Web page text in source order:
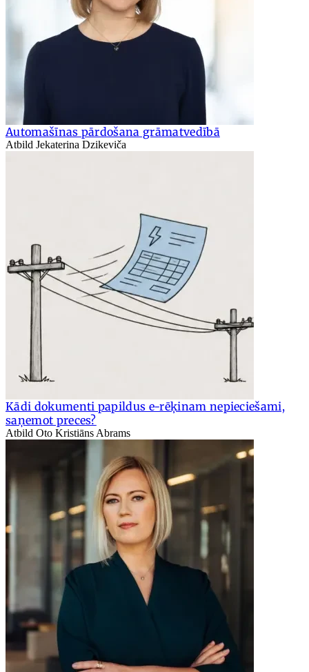
Automašīnas pārdošana grāmatvedībā
Atbild Jekaterina Dzikeviča
Kādi dokumenti papildus e-rēķinam nepieciešami,
saņemot preces?
Atbild Oto Kristiāns Abrams